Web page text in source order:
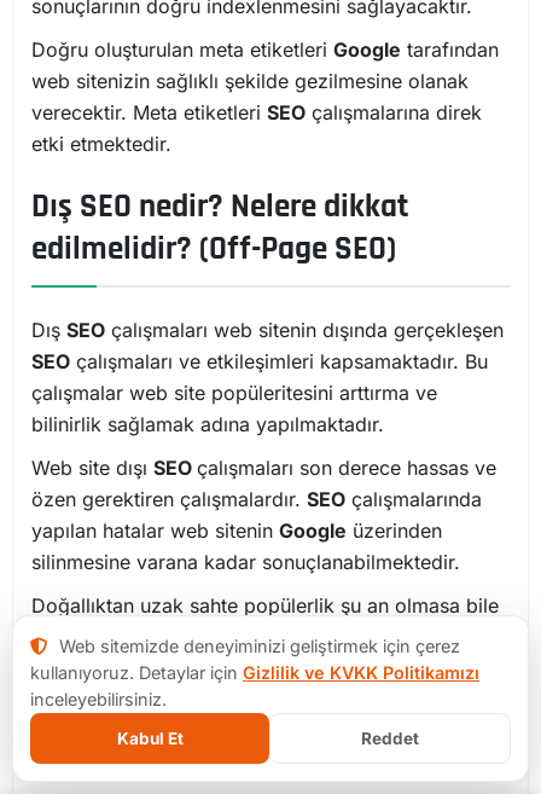
sonuçlarının doğru indexlenmesini sağlayacaktır.
Doğru oluşturulan meta etiketleri Google tarafından
web sitenizin sağlıklı şekilde gezilmesine olanak
verecektir. Meta etiketleri SEO çalışmalarına direk
etki etmektedir.
Dış SEO nedir? Nelere dikkat
edilmelidir? (Off-Page SEO)
Dış SEO çalışmaları web sitenin dışında gerçekleşen
SEO çalışmaları ve etkileşimleri kapsamaktadır. Bu
çalışmalar web site popüleritesini arttırma ve
bilinirlik sağlamak adına yapılmaktadır.
Web site dışı SEO çalışmaları son derece hassas ve
özen gerektiren çalışmalardır. SEO çalışmalarında
yapılan hatalar web sitenin Google üzerinden
silinmesine varana kadar sonuçlanabilmektedir.
Doğallıktan uzak sahte popülerlik şu an olmasa bile
gelecek tarihlerde web sitenize zarar verecektir.
Googlebu tip sahte paylaşımları tespit edebilmek
adına son derece ciddi çalışmalar göstermektedir.
Backlink nedir?
Web sitemizde deneyiminizi geliştirmek için çerez
kullanıyoruz. Detaylar için Gizlilik ve KVKK Politikamızı
inceleyebilirsiniz.
Kabul Et Reddet